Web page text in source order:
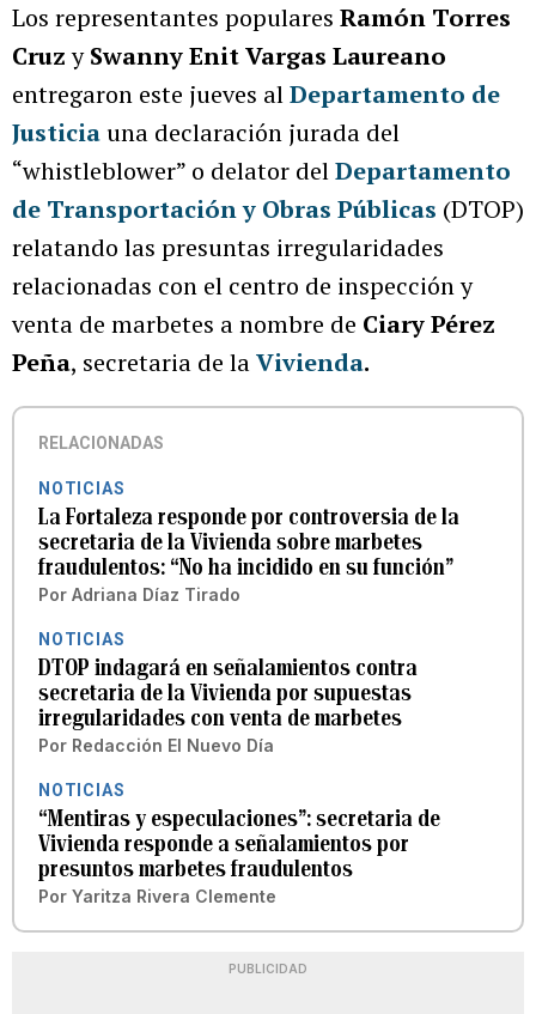
Los representantes populares Ramón Torres
CruzySwanny Enit Vargas Laureano
entregaron este jueves alDepartamento de
Justicia una declaración jurada del
“whistleblower” o delator delDepartamento
de Transportación y Obras Públicas (DTOP)
relatando las presuntas irregularidades
relacionadas con el centro de inspección y
venta de marbetes a nombre de Ciary Pérez
Peña, secretaria de laVivienda.
RELACIONADAS
NOTICIAS
La Fortaleza responde por controversia de la
secretaria de la Vivienda sobre marbetes
fraudulentos: “No ha incidido en su función”
Por Adriana Díaz Tirado
NOTICIAS
DTOP indagará en señalamientos contra
secretaria de la Vivienda por supuestas
irregularidades con venta de marbetes
Por Redacción El Nuevo Día
NOTICIAS
“Mentiras y especulaciones”: secretaria de
Vivienda responde a señalamientos por
presuntos marbetes fraudulentos
Por Yaritza Rivera Clemente
PUBLICIDAD